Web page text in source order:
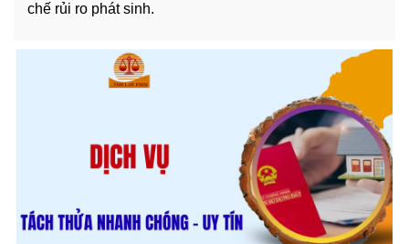
chế rủi ro phát sinh.